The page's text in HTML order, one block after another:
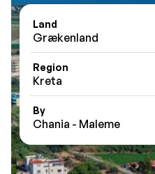
Land
Grækenland
Region
Kreta
By
Chania - Maleme